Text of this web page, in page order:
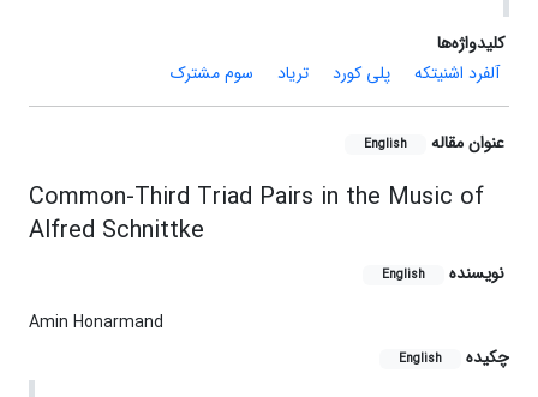
کلیدواژه‌ها
آلفرد اشنیتکه
پلی کورد تریاد سوم مشترک
عنوان مقاله English
Common-Third Triad Pairs in the Music of
Alfred Schnittke
نویسنده English
Amin Honarmand
چکیده
English